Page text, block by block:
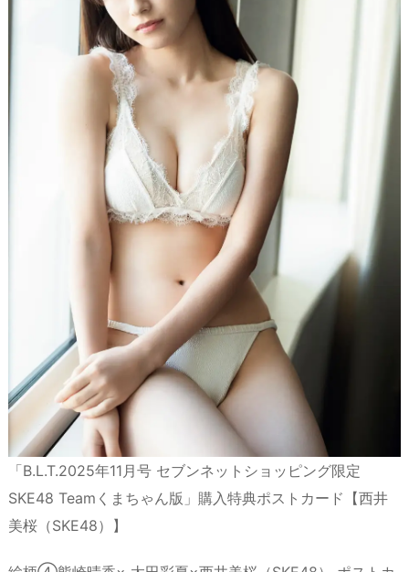
「B.L.T.2025年11月号 セブンネットショッピング限定
SKE48 Teamくまちゃん版」購入特典ポストカード【西井
美桜（SKE48）】